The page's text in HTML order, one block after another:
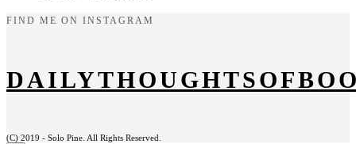
FIND ME ON INSTAGRAM
(C) 2019 - Solo Pine. All Rights Reserved.